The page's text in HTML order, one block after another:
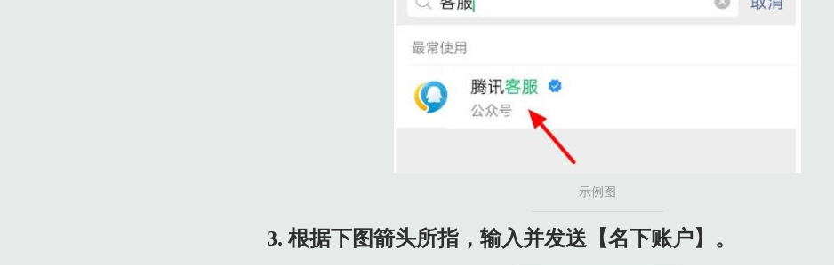
示例图
3. 根据下图箭头所指，输入并发送【名下账户】。